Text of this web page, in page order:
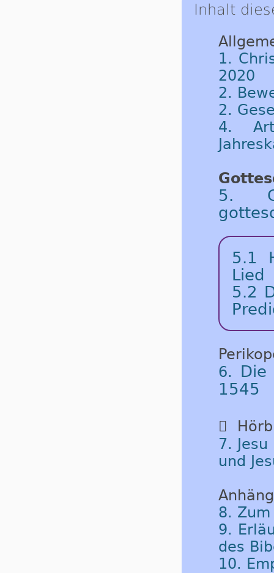
Inhalt
1.
2020
2.
2.
4.
5.
5.1
Lied
5.2
6. Die
1545

7.
und
8.
9.
des
10.